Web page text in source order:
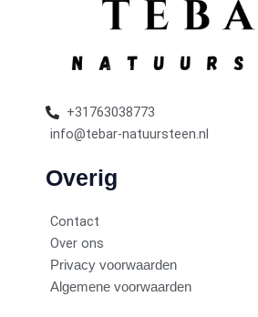
+31763038773
info@tebar-natuursteen.nl
Overig
Contact
Over ons
Privacy voorwaarden
Algemene voorwaarden